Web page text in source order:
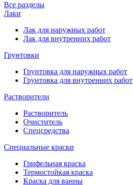
Все разделы
Лаки
Лак для наружных работ
Лак для внутренних работ
Грунтовки
Грунтовка для наружных работ
Грунтовка для внутренних работ
Растворители
Растворитель
Очиститель
Спецсредства
Специальные краски
Грифельная краска
Термостойкая краска
Краска для ванны